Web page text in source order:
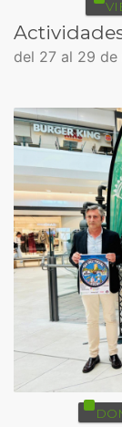
del 27 al 29 de